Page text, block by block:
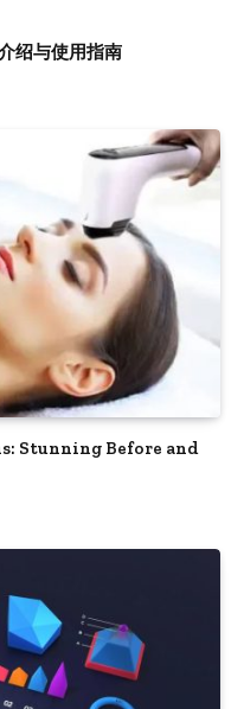
绍与使用指南
Stunning Before and